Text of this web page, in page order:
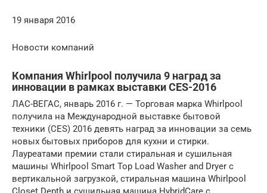
19 января 2016
Новости компаний
Компания Whirlpool получила 9 наград за
инновации в рамках выставки CES-2016
ЛАС-ВЕГАС, январь 2016 г. — Торговая марка Whirlpool
получила на Международной выставке бытовой
техники (CES) 2016 девять наград за инновации за семь
новых бытовых приборов для кухни и стирки.
Лауреатами премии стали стиральная и сушильная
машины Whirlpool Smart Top Load Washer and Dryer с
вертикальной загрузкой, стиральная машина Whirlpool